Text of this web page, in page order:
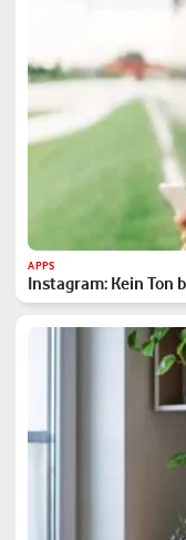
APPS
Instagram: Kein Ton